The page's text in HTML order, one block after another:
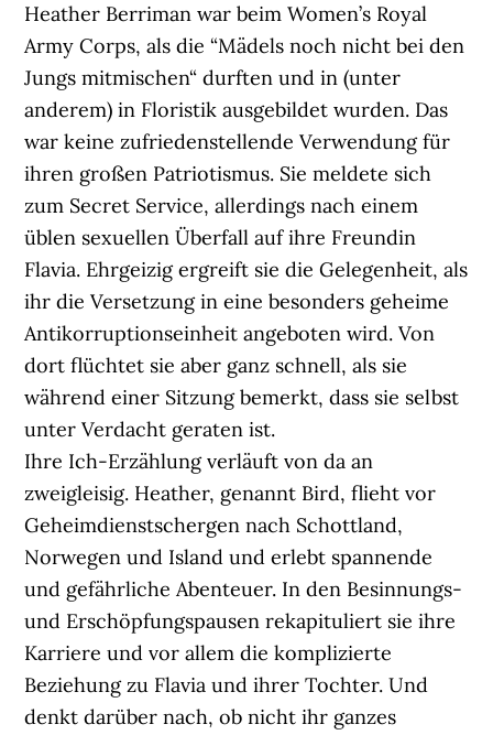
Heather Berriman war beim Women’s Royal
Army Corps, als die “Mädels noch nicht bei den
Jungs mitmischen“ durften und in (unter
anderem) in Floristik ausgebildet wurden. Das
war keine zufriedenstellende Verwendung für
ihren großen Patriotismus. Sie meldete sich
zum Secret Service, allerdings nach einem
üblen sexuellen Überfall auf ihre Freundin
Flavia. Ehrgeizig ergreift sie die Gelegenheit, als
ihr die Versetzung in eine besonders geheime
Antikorruptionseinheit angeboten wird. Von
dort flüchtet sie aber ganz schnell, als sie
während einer Sitzung bemerkt, dass sie selbst
unter Verdacht geraten ist.
Ihre Ich-Erzählung verläuft von da an
zweigleisig. Heather, genannt Bird, flieht vor
Geheimdienstschergen nach Schottland,
Norwegen und Island und erlebt spannende
und gefährliche Abenteuer. In den Besinnungs-
und Erschöpfungspausen rekapituliert sie ihre
Karriere und vor allem die komplizierte
Beziehung zu Flavia und ihrer Tochter. Und
denkt darüber nach, ob nicht ihr ganzes